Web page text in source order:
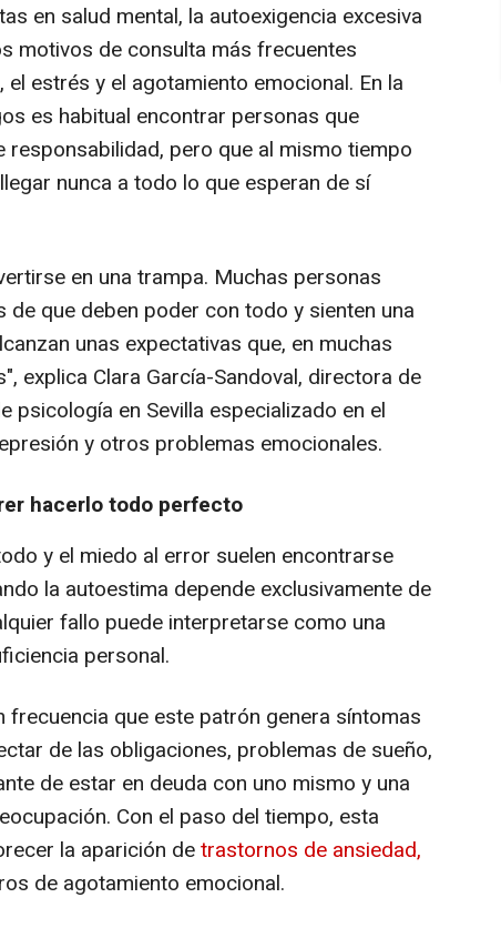
en salud mental, la autoexigencia excesiva
motivos de consulta más frecuentes
estrés y el agotamiento emocional. En la
es habitual encontrar personas que
responsabilidad, pero que al mismo tiempo
nunca a todo lo que esperan de sí
en una trampa. Muchas personas
de que deben poder con todo y sienten una
unas expectativas que, en muchas
explica Clara García-Sandoval, directora de
psicología en Sevilla especializado en el
y otros problemas emocionales.
hacerlo todo perfecto
y el miedo al error suelen encontrarse
la autoestima depende exclusivamente de
fallo puede interpretarse como una
personal.
que este patrón genera síntomas
de las obligaciones, problemas de sueño,
de estar en deuda con uno mismo y una
Con el paso del tiempo, esta
la aparición detrastornos de ansiedad,
de agotamiento emocional.